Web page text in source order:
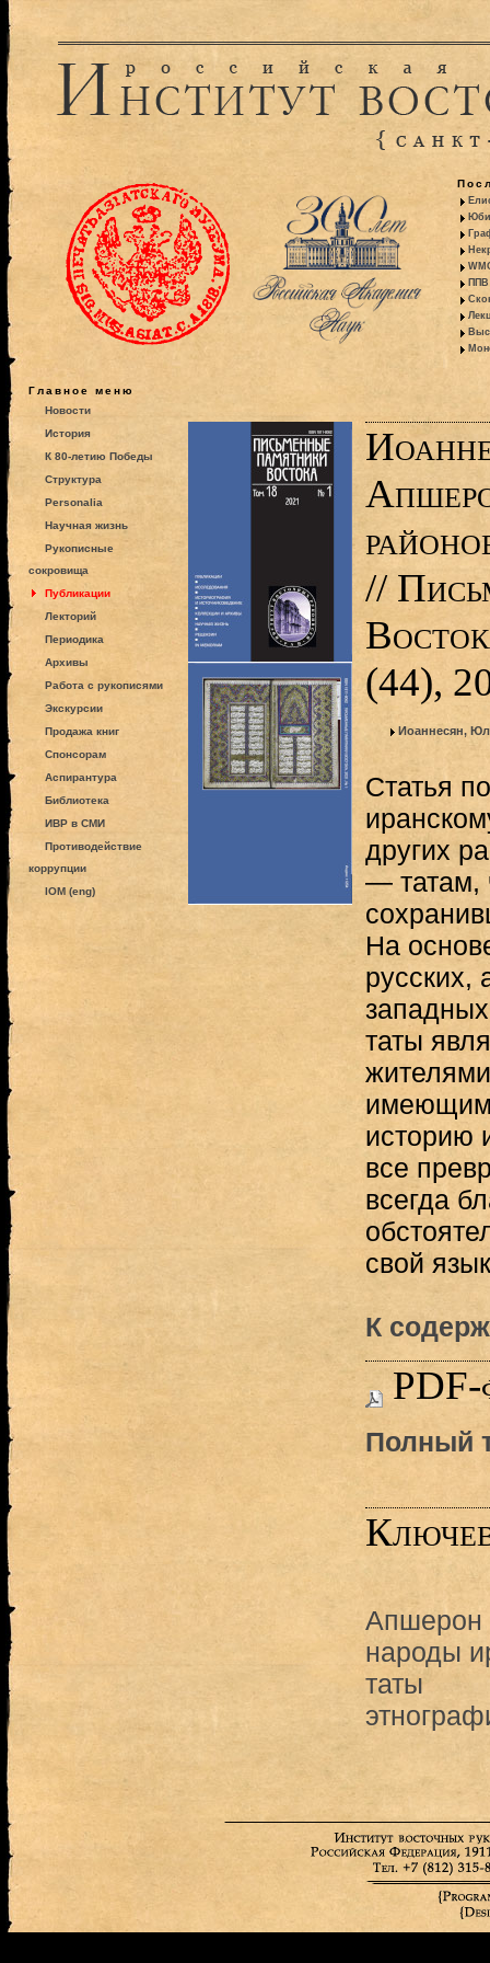
ППВ
Главное меню
Новости
История
К 80-летию Победы
Структура
Personalia
Научная жизнь
Рукописные
сокровища
Публикации
Лекторий
Периодика
Архивы
Работа с рукописями
Экскурсии
Продажа книг
Спонсорам
Аспирантура
Библиотека
ИВР в СМИ
Противодействие
коррупции
IOM (eng)
//
(44),
Иоаннесян,
Статья
других
— татам,
На
русских,
таты
историю
все
всегда
свой
К
PDF-
Полный
Апшерон
народы
таты